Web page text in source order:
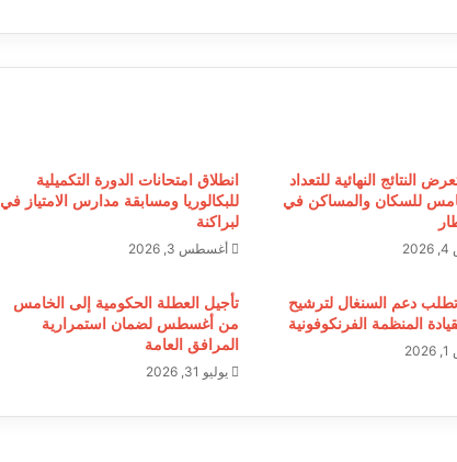
النتائج النهائية للتعداد
للسكان والمساكن في
انطلاق امتحانات الدورة التكميلية
للبكالوريا ومسابقة مدارس الامتياز في
لبراكنة
أغسطس 3, 2026
تطلب دعم السنغال لترشيح
المنظمة الفرنكوفونية
تأجيل العطلة الحكومية إلى الخامس
من أغسطس لضمان استمرارية
المرافق العامة
يوليو 31, 2026